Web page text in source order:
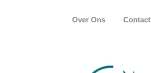
Over Ons Contact